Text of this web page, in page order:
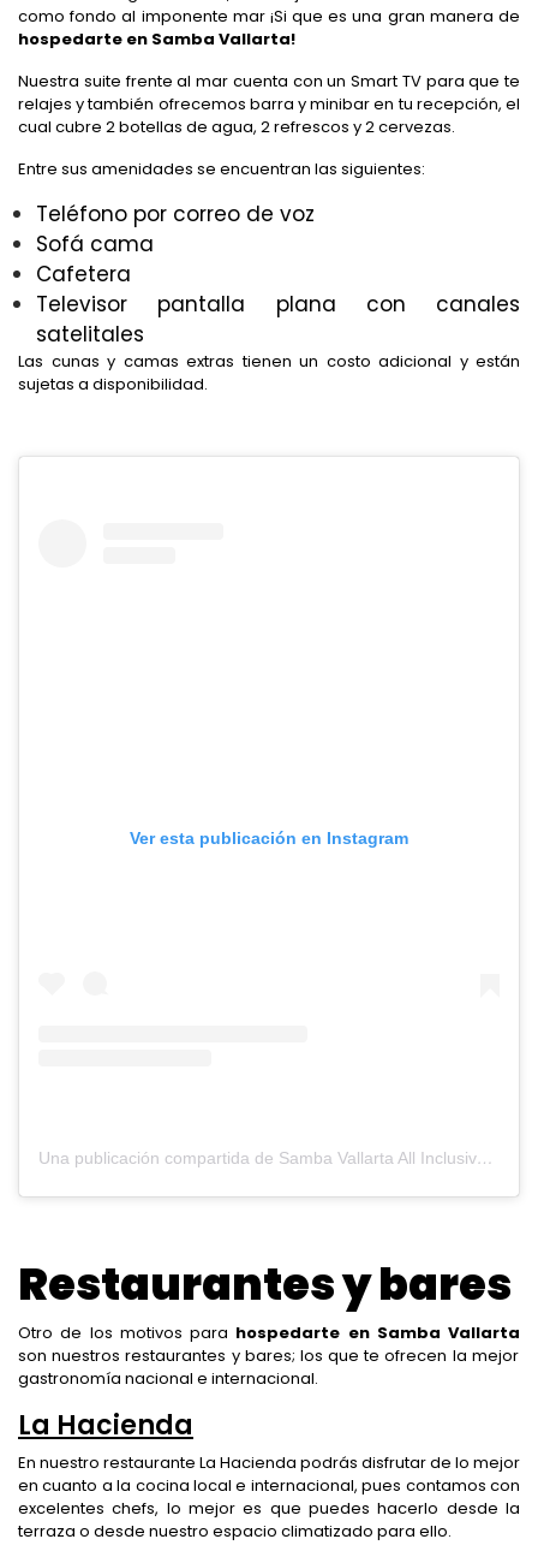
como fondo al imponente mar ¡Si que es una gran manera de
hospedarte en Samba Vallarta!
Nuestra suite frente al mar cuenta con un Smart TV para que te
relajes y también ofrecemos barra y minibar en tu recepción, el
cual cubre 2 botellas de agua, 2 refrescos y 2 cervezas.
Entre sus amenidades se encuentran las siguientes:
Teléfono por correo de voz
Sofá cama
Cafetera
Televisor pantalla plana con canales
satelitales
Las cunas y camas extras tienen un costo adicional y están
sujetas a disponibilidad.
Ver esta publicación en Instagram
Una publicación compartida de Samba Vallarta All Inclusive (@sambavallarta)
Restaurantes y bares
Otro de los motivos para hospedarte en Samba Vallarta
son nuestros restaurantes y bares; los que te ofrecen la mejor
gastronomía nacional e internacional.
La Hacienda
En nuestro restaurante La Hacienda podrás disfrutar de lo mejor
en cuanto a la cocina local e internacional, pues contamos con
excelentes chefs, lo mejor es que puedes hacerlo desde la
terraza o desde nuestro espacio climatizado para ello.